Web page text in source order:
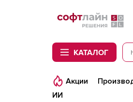
Softline
КАТАЛОГ
Акции
ИИ